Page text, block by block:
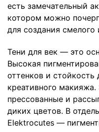
есть замечательный
котором можно
для создания
Тени для век — это
Высокая
оттенков и
креативного
прессованные и
диких цветов. В
Elektrocutes —